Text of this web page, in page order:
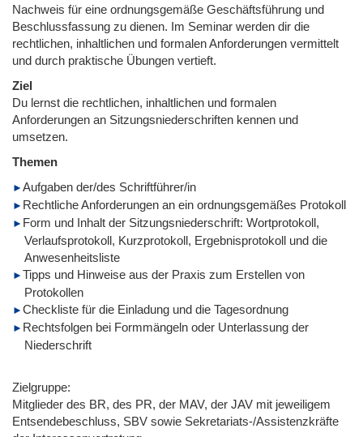
Nachweis für eine ordnungsgemäße Geschäftsführung und
Beschlussfassung zu dienen. Im Seminar werden dir die
rechtlichen, inhaltlichen und formalen Anforderungen vermittelt
und durch praktische Übungen vertieft.
Ziel
Du lernst die rechtlichen, inhaltlichen und formalen
Anforderungen an Sitzungsniederschriften kennen und
umsetzen.
Themen
Aufgaben der/des Schriftführer/in
Rechtliche Anforderungen an ein ordnungsgemäßes Protokoll
Form und Inhalt der Sitzungsniederschrift: Wortprotokoll,
Verlaufsprotokoll, Kurzprotokoll, Ergebnisprotokoll und die
Anwesenheitsliste
Tipps und Hinweise aus der Praxis zum Erstellen von
Protokollen
Checkliste für die Einladung und die Tagesordnung
Rechtsfolgen bei Formmängeln oder Unterlassung der
Niederschrift
Zielgruppe:
Mitglieder des BR, des PR, der MAV, der JAV mit jeweiligem
Entsendebeschluss, SBV sowie Sekretariats-/Assistenzkräfte